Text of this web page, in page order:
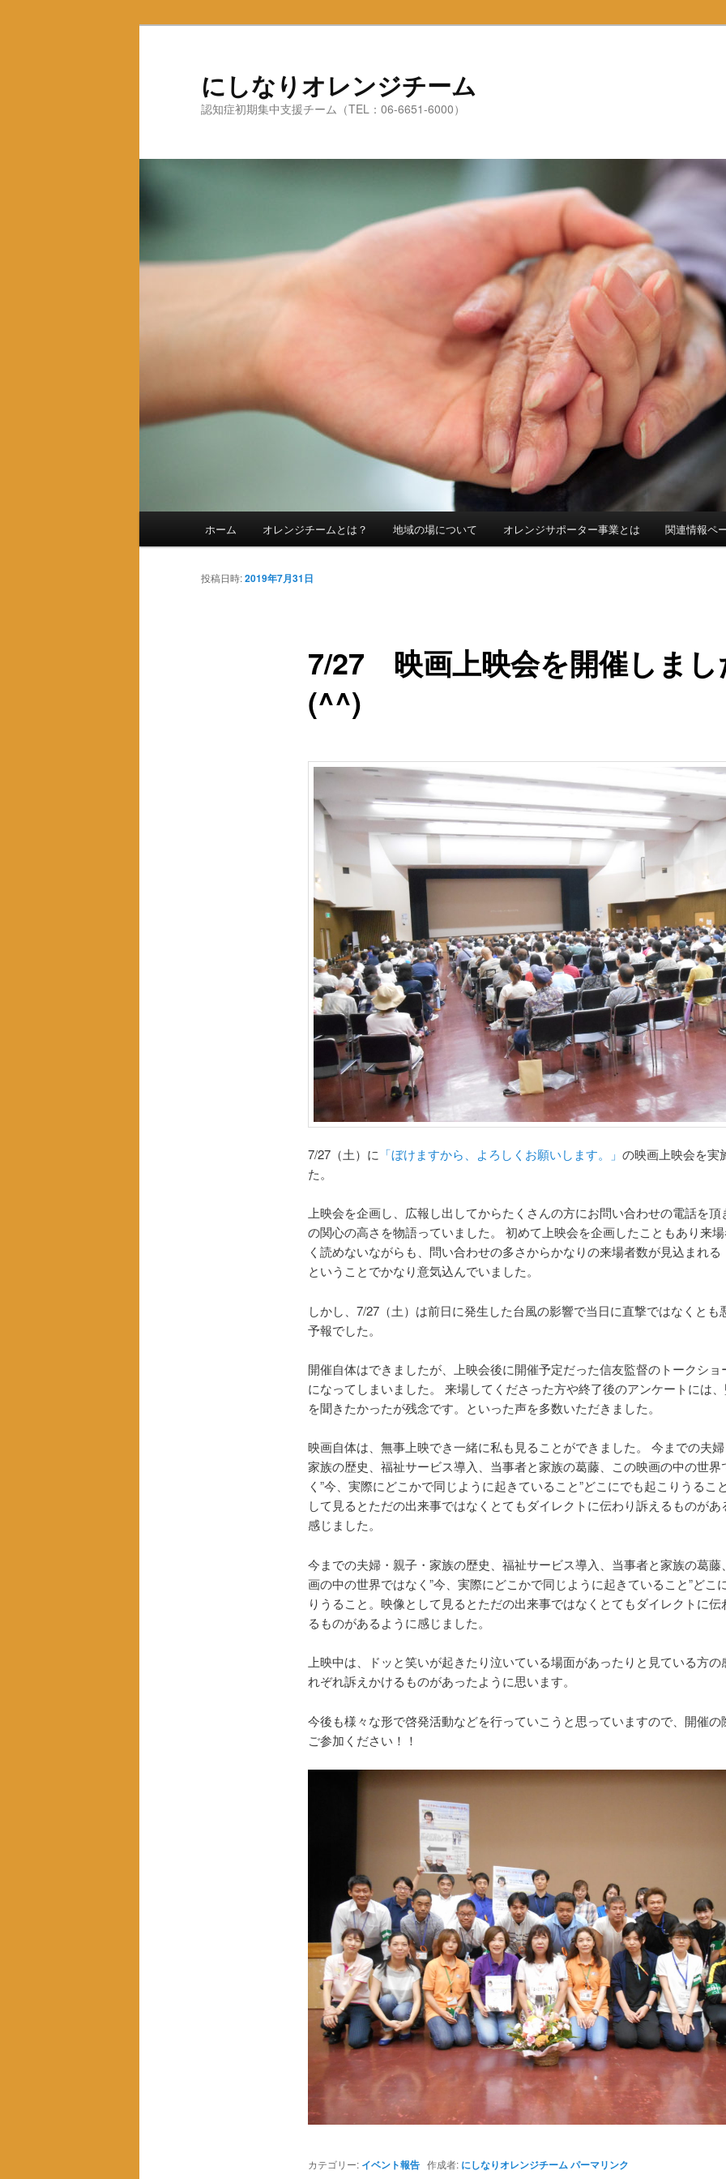
にしなりオレンジチーム
認知症初期集中支援チーム（TEL：06-6651-6000）
メ
イ
ホーム オレンジチームとは？ 地域の場について オレンジサポーター事業とは 関連情報ペ
7/27 映画上映会を開催しまし
(^^)
投稿日時:2019年7月31日
7/27（土）に 「ぼけますから、よろしくお願いします。」 の映画上映会を実
た。
上映会を企画し、広報し出してからたくさんの方にお問い合わせの電話を頂
の関心の高さを物語っていました。 初めて上映会を企画したこともあり来
く読めないながらも、問い合わせの多さからかなりの来場者数が見込まれる
ということでかなり意気込んでいました。
しかし、7/27（土）は前日に発生した台風の影響で当日に直撃ではなくとも
予報でした。
開催自体はできましたが、上映会後に開催予定だった信友監督のトークショ
になってしまいました。 来場してくださった方や終了後のアンケートには
を聞きたかったが残念です。といった声を多数いただきました。
映画自体は、無事上映でき一緒に私も見ることができました。 今までの夫
家族の歴史、福祉サービス導入、当事者と家族の葛藤、この映画の中の世界
く”今、実際にどこかで同じように起きていること”どこにでも起こりうるこ
して見るとただの出来事ではなくとてもダイレクトに伝わり訴えるものがあ
感じました。
今までの夫婦・親子・家族の歴史、福祉サービス導入、当事者と家族の葛藤
画の中の世界ではなく”今、実際にどこかで同じように起きていること”どこ
りうること。映像として見るとただの出来事ではなくとてもダイレクトに伝
るものがあるように感じました。
上映中は、ドッと笑いが起きたり泣いている場面があったりと見ている方の
れぞれ訴えかけるものがあったように思います。
今後も様々な形で啓発活動などを行っていこうと思っていますので、開催の
ご参加ください！！
カテゴリー: イベント報告作成者: にしなりオレンジチームパーマリンク